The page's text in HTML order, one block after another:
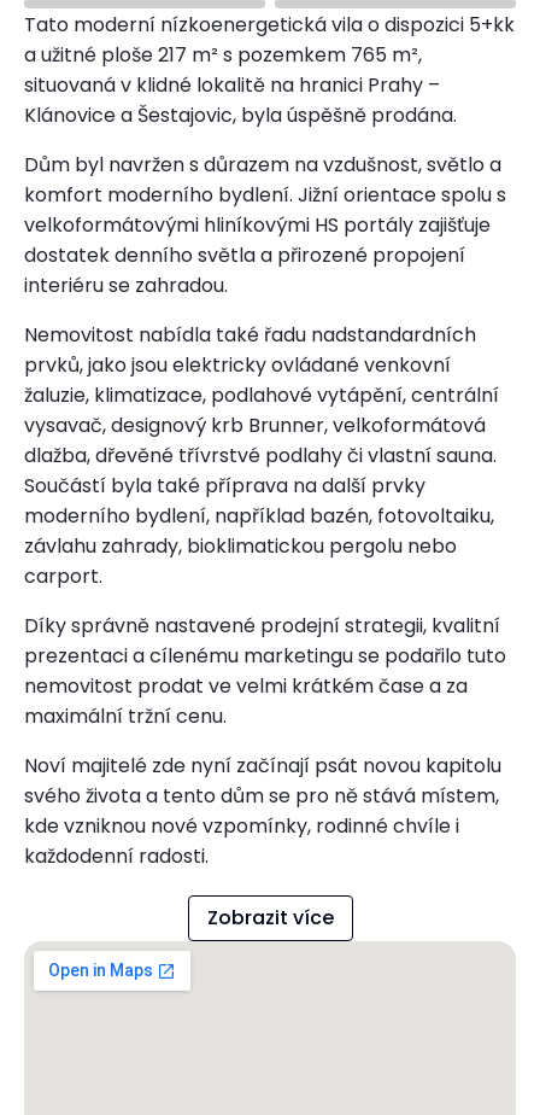
Tato moderní nízkoenergetická vila o dispozici 5+kk
a užitné ploše 217 m² s pozemkem 765 m²,
situovaná v klidné lokalitě na hranici Prahy –
Klánovice a Šestajovic, byla úspěšně prodána.
Dům byl navržen s důrazem na vzdušnost, světlo a
komfort moderního bydlení. Jižní orientace spolu s
velkoformátovými hliníkovými HS portály zajišťuje
dostatek denního světla a přirozené propojení
interiéru se zahradou.
Nemovitost nabídla také řadu nadstandardních
prvků, jako jsou elektricky ovládané venkovní
žaluzie, klimatizace, podlahové vytápění, centrální
vysavač, designový krb Brunner, velkoformátová
dlažba, dřevěné třívrstvé podlahy či vlastní sauna.
Součástí byla také příprava na další prvky
moderního bydlení, například bazén, fotovoltaiku,
závlahu zahrady, bioklimatickou pergolu nebo
carport.
Díky správně nastavené prodejní strategii, kvalitní
prezentaci a cílenému marketingu se podařilo tuto
nemovitost prodat ve velmi krátkém čase a za
maximální tržní cenu.
Noví majitelé zde nyní začínají psát novou kapitolu
svého života a tento dům se pro ně stává místem,
kde vzniknou nové vzpomínky, rodinné chvíle i
každodenní radosti.
Zobrazit více